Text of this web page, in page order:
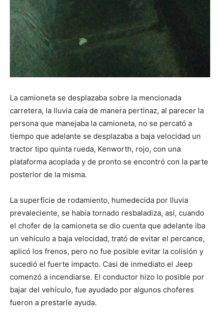
La camioneta se desplazaba sobre la mencionada
carretera, la lluvia caía de manera pertinaz, al parecer la
persona que manejaba la camioneta, no se percató a
tiempo que adelante se desplazaba a baja velocidad un
tractor tipo quinta rueda, Kenworth, rojo, con una
plataforma acoplada y de pronto se encontró con la parte
posterior de la misma.
La superficie de rodamiento, humedecida por lluvia
prevaleciente, se había tornado resbaladiza, así, cuando
el chofer de la camioneta se dio cuenta que adelante iba
un vehículo a baja velocidad, trató de evitar el percance,
aplicó los frenos, pero no fue posible evitar la colisión y
sucedió el fuerte impacto. Casi de inmediato el Jeep
comenzó a incendiarse. El conductor hizo lo posible por
bajar del vehículo, fue ayudado por algunos choferes
fueron a prestarle ayuda.